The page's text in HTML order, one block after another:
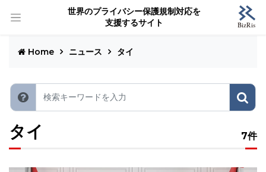
世界のプライバシー保護規制対応を
支援するサイト
Home ニュース タイ
タイ 7件